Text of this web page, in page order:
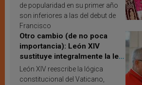
de popularidad en su primer año
son inferiores a las del debut de
Francisco
Otro cambio (de no poca
importancia): León XIV
sustituye integralmente la ley
vaticana de Papa Francisco
León XIV reescribe la lógica
constitucional del Vaticano,